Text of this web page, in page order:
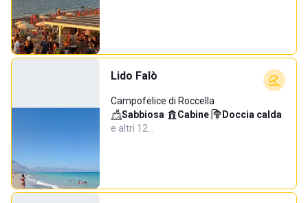
Lido Falò
Campofelice di Roccella
Sabbiosa· Cabine· Doccia calda·
e altri 12…